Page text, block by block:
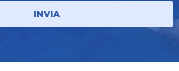
INVIA